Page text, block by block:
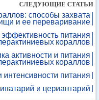
СЛЕДУЮЩИЕ СТАТЬИ
способы захвата
и ее переваривание
питания
кораллов
активности и питания
кораллов
интенсивности питания
и цериантарий